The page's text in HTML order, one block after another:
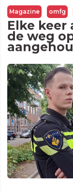
Magazine omfg
Elke keer
de weg